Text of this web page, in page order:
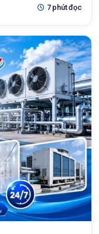
7 phút đọc